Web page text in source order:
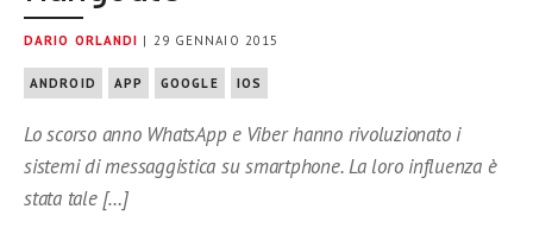
DARIO ORLANDI | 29 GENNAIO 2015
ANDROID APP GOOGLE IOS
Lo scorso anno WhatsApp e Viber hanno rivoluzionato i
sistemi di messaggistica su smartphone. La loro influenza è
stata tale […]